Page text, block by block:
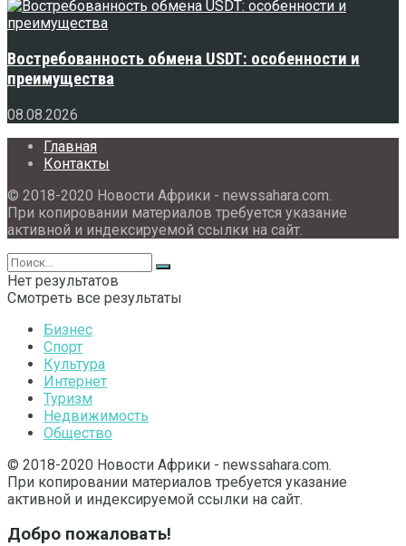
Востребованность обмена USDT: особенности и
преимущества
08.08.2026
Главная
Контакты
© 2018-2020 Новости Африки - newssahara.com.
При копировании материалов требуется указание
активной и индексируемой ссылки на сайт.
Нет результатов
Смотреть все результаты
Бизнес
Спорт
Культура
Интернет
Туризм
Недвижимость
Общество
© 2018-2020 Новости Африки - newssahara.com.
При копировании материалов требуется указание
активной и индексируемой ссылки на сайт.
Добро пожаловать!